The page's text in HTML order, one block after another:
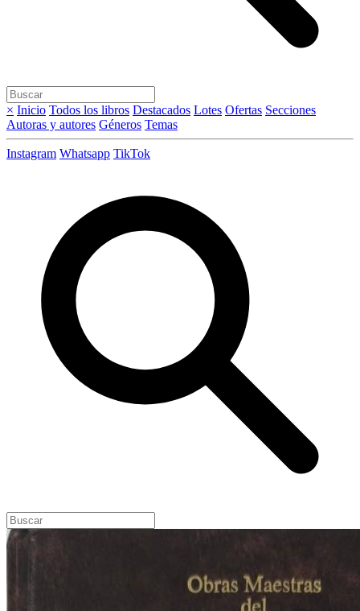
× Inicio Todos los libros Destacados Lotes Ofertas Secciones
Autoras y autores Géneros Temas
Instagram Whatsapp TikTok